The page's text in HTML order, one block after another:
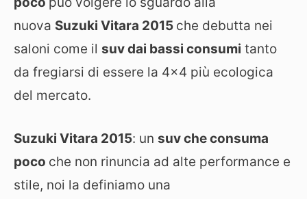
nuova Suzuki Vitara 2015 che debutta nei
saloni come il suv dai bassi consumi tanto
da fregiarsi di essere la 4×4 più ecologica
del mercato.
Suzuki Vitara 2015: un suv che consuma
poco che non rinuncia ad alte performance e
stile, noi la definiamo una